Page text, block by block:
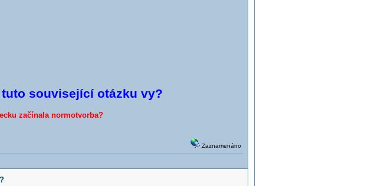
související otázku vy?
začínala normotvorba?
Zaznamenáno